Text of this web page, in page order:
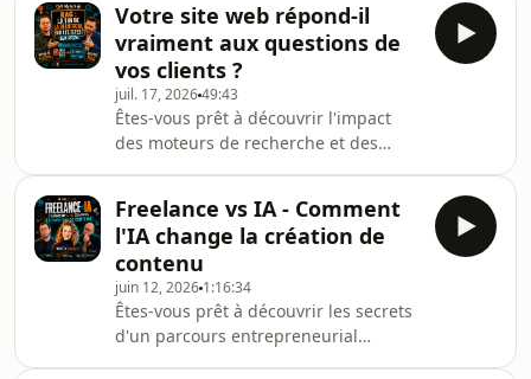
Votre site web répond-il
vraiment aux questions de
vos clients ?
juil. 17, 202649:43
Êtes-vous prêt à découvrir l'impact
des moteurs de recherche et des
captivant de Café Klatsch, nous
plongeons au cœur de l'évolution du
marketing digital, en explorant
l'impact croissant des moteurs de
recherche, des chatbots et des
systèmes de récupération
d'informations (RAG) sur les
Freelance vs IA - Comment
l'IA change la création de
contenu
juin 12, 2026 1:16:34
Êtes-vous prêt à découvrir les secrets
d'un parcours entrepreneurial